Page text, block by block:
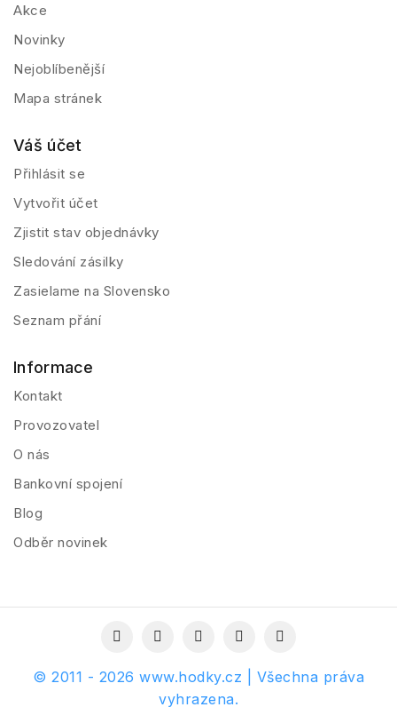
Akce
Novinky
Nejoblíbenější
Mapa stránek
Váš účet
Přihlásit se
Vytvořit účet
Zjistit stav objednávky
Sledování zásilky
Zasielame na Slovensko
Seznam přání
Informace
Kontakt
Provozovatel
O nás
Bankovní spojení
Blog
Odběr novinek
© 2011 - 2026 www.hodky.cz | Všechna práva
vyhrazena.